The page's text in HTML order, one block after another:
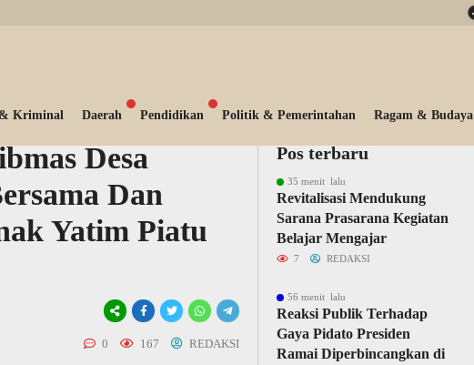
Kriminal Daerah Pendidikan Politik & Pemerintahan Ragam & Budaya
Desa
Dan
Yatim Piatu
0 167 REDAKSI
Pos terbaru
35 menit lalu
Revitalisasi Mendukung
Sarana Prasarana Kegiatan
Belajar Mengajar
7 REDAKSI
56 menit lalu
Reaksi Publik Terhadap
Gaya Pidato Presiden
Ramai Diperbincangkan di